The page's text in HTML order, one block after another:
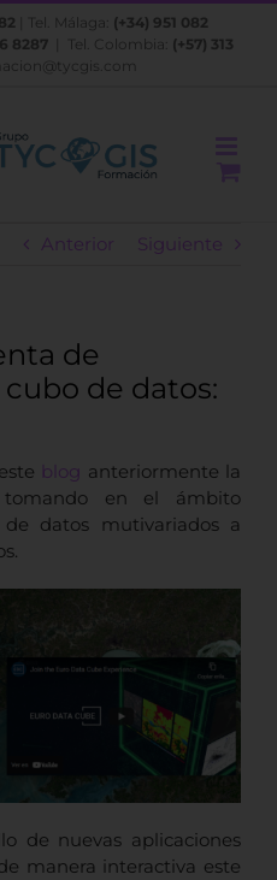
| Tel. Málaga: (+34) 951 082
8287| Tel. Colombia: (+57) 313
Anterior Siguiente
de
de datos:
blog anteriormente la
en el ámbito
de datos mutivariados a
de nuevas aplicaciones
manera interactiva este